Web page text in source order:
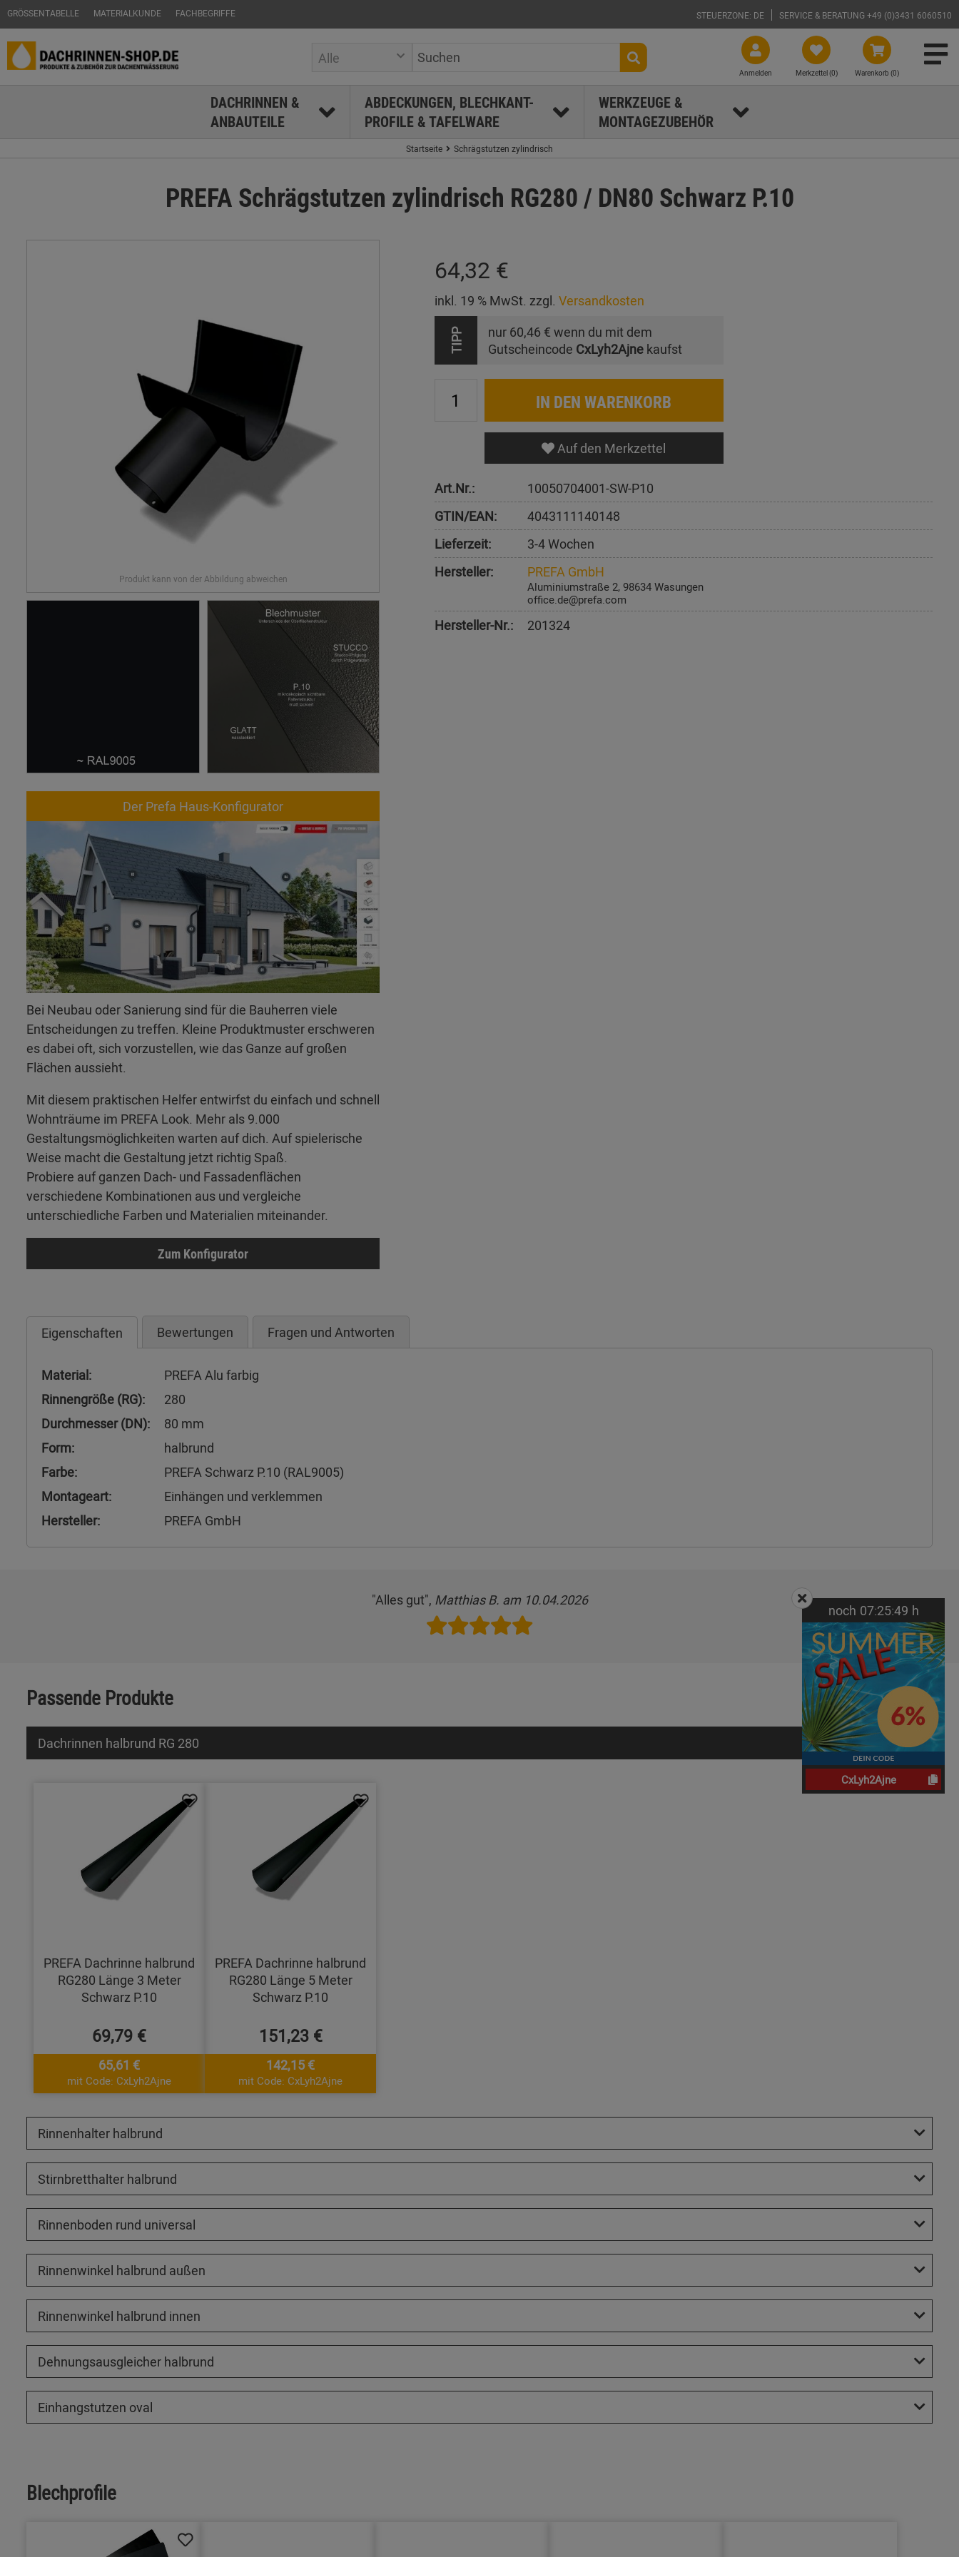
GRÖSSENTABELLE MATERIALKUNDE FACHBEGRIFFE STEUERZONE: DE SERVICE & BERATUNG +49 (0)3431 6060510
Warenkorb (0)
Merkzettel (0)
Anmelden
Alle
DACHRINNEN &
ANBAUTEILE
ABDECKUNGEN, BLECHKANT-
PROFILE & TAFELWARE
WERKZEUGE &
MONTAGEZUBEHÖR
Startseite Schrägstutzen zylindrisch
PREFA Schrägstutzen zylindrisch RG280 / DN80 Schwarz P.10
Der Prefa Haus-Konfigurator
Bei Neubau oder Sanierung sind für die Bauherren viele
Entscheidungen zu treffen. Kleine Produktmuster erschweren
es dabei oft, sich vorzustellen, wie das Ganze auf großen
Flächen aussieht.
Mit diesem praktischen Helfer entwirfst du einfach und schnell
Wohnträume im PREFA Look. Mehr als 9.000
Gestaltungsmöglichkeiten warten auf dich. Auf spielerische
Weise macht die Gestaltung jetzt richtig Spaß.
Probiere auf ganzen Dach- und Fassadenflächen
verschiedene Kombinationen aus und vergleiche
unterschiedliche Farben und Materialien miteinander.
Zum Konfigurator
64,32 €
inkl. 19 % MwSt. zzgl. Versandkosten
TIPP nur 60,46 € wenn du mit dem
Gutscheincode CxLyh2Ajnekaufst
IN DEN WARENKORB
Auf den Merkzettel
Art.Nr.:
10050704001-SW-P10
GTIN/EAN:
4043111140148
Lieferzeit:
3-4 Wochen
Hersteller:
PREFA GmbH
Aluminiumstraße 2, 98634 Wasungen
office.de@prefa.com
Hersteller-Nr.: 201324
Eigenschaften Bewertungen Fragen und Antworten
Material:
PREFA Alu farbig
Rinnengröße (RG):
280
Durchmesser (DN):
80 mm
Form:
halbrund
Farbe:
PREFA Schwarz P.10 (RAL9005)
Montageart:
Einhängen und verklemmen
Hersteller:
PREFA GmbH
"Alles gut", Matthias B. am 10.04.2026
Passende Produkte
Dachrinnen halbrund RG 280
PREFA Dachrinne halbrund
RG280 Länge 3 Meter
Schwarz P.10
69,79 €
65,61 €
mit Code: CxLyh2Ajne
PREFA Dachrinne halbrund
RG280 Länge 5 Meter
Schwarz P.10
151,23 €
142,15 €
mit Code: CxLyh2Ajne
Rinnenhalter halbrund
Stirnbretthalter halbrund
Rinnenboden rund universal
Rinnenwinkel halbrund außen
Rinnenwinkel halbrund innen
Dehnungsausgleicher halbrund
Einhangstutzen oval
Blechprofile
noch 07:25:48 h
CxLyh2Ajne